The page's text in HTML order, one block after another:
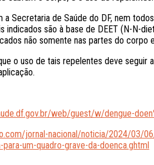
a Secretaria de Saúde do DF, nem
indicados são à base de DEET (N-N-
não somente nas partes do corpo
o uso de tais repelentes deve
web/guest/w/dengue-
jornal-nacional/noticia/2024/03/
para-um-quadro-grave-da-doenca.ghtml